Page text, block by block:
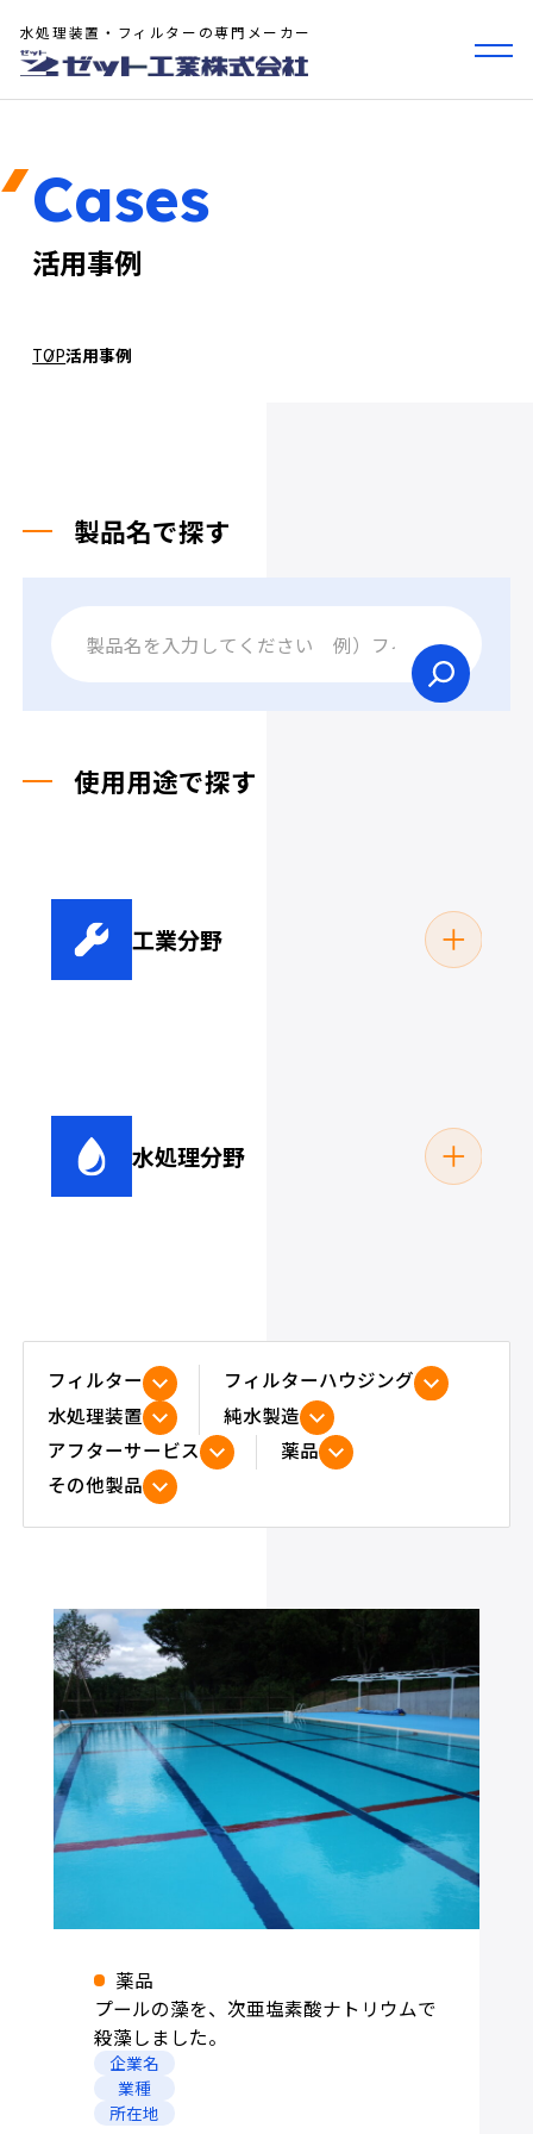
水処理装置・フィルターの専門メーカー
Cases
活用事例
TOP活用事例
製品名で探す
使用用途で探す
工業分野
レジスト液・
研削油・圧延油
水処理分野
プール・浴場（浴
槽）関連
井戸水・河川・
工業用水処理関連
排水処理関連
水景施設関連
フィルター
フィルターハウジング
水処理装置
純水製造
アフターサービス
薬品
その他製品
薬品
プールの藻を、次亜塩素酸ナトリウムで
殺藻しました。
企業名
業種
所在地